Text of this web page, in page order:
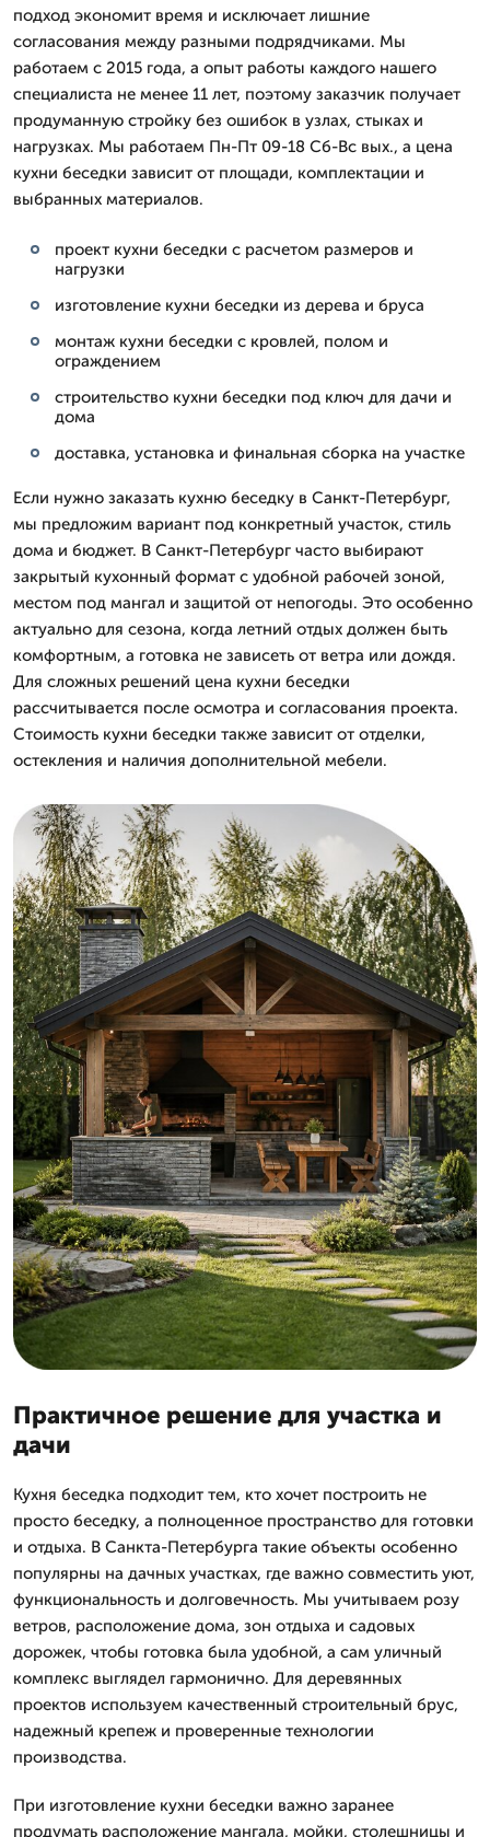
подход экономит время и исключает лишние
согласования между разными подрядчиками. Мы
работаем с 2015 года, а опыт работы каждого нашего
специалиста не менее 11 лет, поэтому заказчик получает
продуманную стройку без ошибок в узлах, стыках и
нагрузках. Мы работаем Пн-Пт 09-18 Сб-Вс вых., а цена
кухни беседки зависит от площади, комплектации и
выбранных материалов.
проект кухни беседки с расчетом размеров и
нагрузки
изготовление кухни беседки из дерева и бруса
монтаж кухни беседки с кровлей, полом и
ограждением
строительство кухни беседки под ключ для дачи и
дома
доставка, установка и финальная сборка на участке
Если нужно заказать кухню беседку в Санкт-Петербург,
мы предложим вариант под конкретный участок, стиль
дома и бюджет. В Санкт-Петербург часто выбирают
закрытый кухонный формат с удобной рабочей зоной,
местом под мангал и защитой от непогоды. Это особенно
актуально для сезона, когда летний отдых должен быть
комфортным, а готовка не зависеть от ветра или дождя.
Для сложных решений цена кухни беседки
рассчитывается после осмотра и согласования проекта.
Стоимость кухни беседки также зависит от отделки,
остекления и наличия дополнительной мебели.
Практичное решение для участка и
дачи
Кухня беседка подходит тем, кто хочет построить не
просто беседку, а полноценное пространство для готовки
и отдыха. В Санкта-Петербурга такие объекты особенно
популярны на дачных участках, где важно совместить уют,
функциональность и долговечность. Мы учитываем розу
ветров, расположение дома, зон отдыха и садовых
дорожек, чтобы готовка была удобной, а сам уличный
комплекс выглядел гармонично. Для деревянных
проектов используем качественный строительный брус,
надежный крепеж и проверенные технологии
производства.
При изготовление кухни беседки важно заранее
продумать расположение мангала, мойки, столешницы и